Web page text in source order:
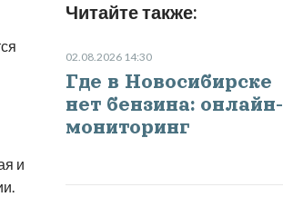
и
Читайте также:
02.08.2026 14:30
Где в Новосибирске
нет бензина: онлайн-
мониторинг